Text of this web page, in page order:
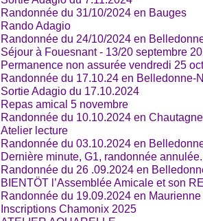
Randonnée du 31/10/2024 en Bauges
Rando Adagio
Randonnée du 24/10/2024 en
Séjour à Fouesnant - 13/20 septembre
Permanence non assurée vendredi 25
Randonnée du 17.10.24 en Belledonne-
Sortie Adagio du 17.10.2024
Repas amical 5 novembre
Randonnée du 10.10.2024 en
Atelier lecture
Randonnée du 03.10.2024 en
Dernière minute, G1, randonnée annulée.
Randonnée du 26 .09.2024 en
BIENTÖT l’Assemblée Amicale et son
Randonnée du 19.09.2024 en Maurienne
Inscriptions Chamonix 2025